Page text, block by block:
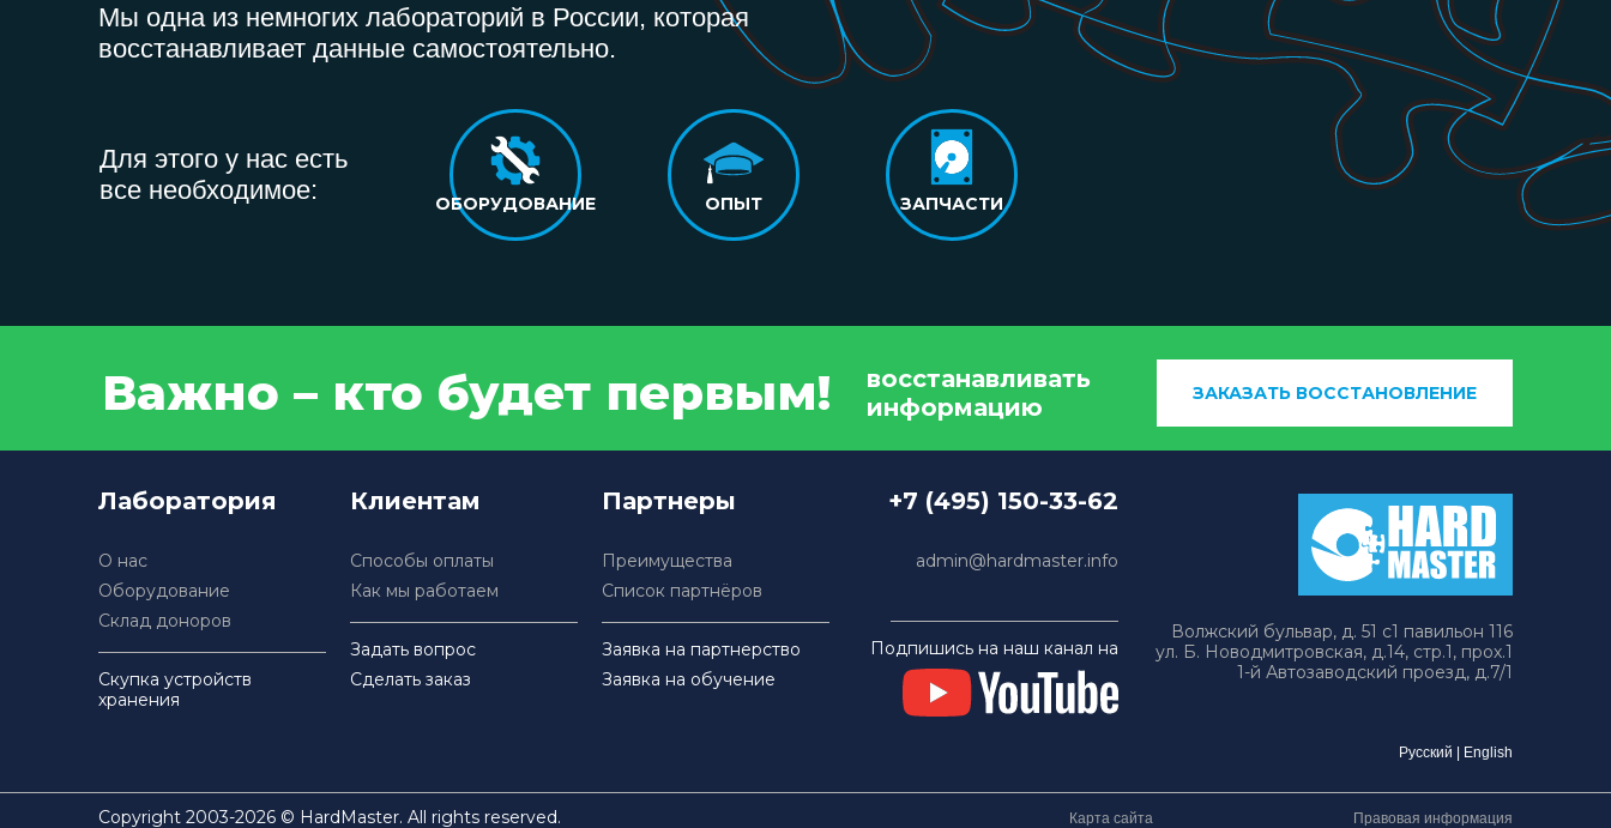
Мы одна из немногих лабораторий в России, которая
восстанавливает данные самостоятельно.
Для этого у нас есть
все необходимое:
ОБОРУДОВАНИЕ ОПЫТ ЗАПЧАСТИ
Важно – кто будет первым!
восстанавливать
информацию
ЗАКАЗАТЬ ВОССТАНОВЛЕНИЕ
Лаборатория
О нас
Оборудование
Склад доноров
Скупка устройств
хранения
Клиентам
Способы оплаты
Как мы работаем
Задать вопрос
Сделать заказ
Партнеры
Преимущества
Список партнёров
Заявка на партнерство
Заявка на обучение
+7 (495) 150-33-62
admin@hardmaster.info
Подпишись на наш канал на
Волжский бульвар, д. 51 с1 павильон 116
ул. Б. Новодмитровская, д.14, стр.1, прох.1
1-й Автозаводский проезд, д.7/1
Русский English
Copyright 2003-2026 © HardMaster. All rights reserved. Карта сайта Правовая информация